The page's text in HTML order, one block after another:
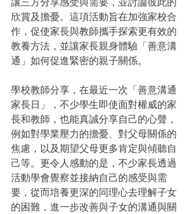
欣賞及擔憂。這項活動旨在加強家校合
作，促使家長與教師攜手探索更有效的
教養方法，並讓家長親身體驗「善意溝
通」如何促進緊密的親子關係。
學校教師分享，在最近一次「善意溝通
家長日」，不少學生即使面對權威的家
長和教師，也能真誠分享自己的心聲，
例如對學業壓力的擔憂、對父母關係的
焦慮，以及期望父母更多肯定與傾聽自
己等。更令人感動的是，不少家長透過
活動學會覺察並接納自己的感受與需
要，從而培養更深的同理心去理解子女
的困難，進一步改善與子女的溝通與關